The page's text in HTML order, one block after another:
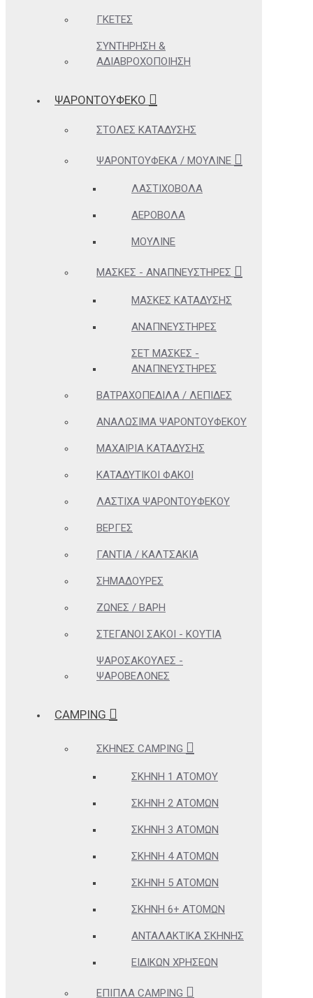
ΓΚΈΤΕΣ
ΣΥΝΤΉΡΗΣΗ &
ΑΔΙΑΒΡΟΧΟΠΟΊΗΣΗ
ΨΑΡΟΝΤΟΥΦΕΚΟ
ΣΤΟΛΈΣ ΚΑΤΆΔΥΣΗΣ
ΨΑΡΟΝΤΟΎΦΕΚΑ / ΜΟΥΛΙΝΈ
ΛΑΣΤΙΧΟΒΌΛΑ
ΑΕΡΟΒΌΛΑ
ΜΟΥΛΙΝΈ
ΜΆΣΚΕΣ - ΑΝΑΠΝΕΥΣΤΉΡΕΣ
ΜΆΣΚΕΣ ΚΑΤΆΔΥΣΗΣ
ΑΝΑΠΝΕΥΣΤΉΡΕΣ
ΣΕΤ ΜΆΣΚΕΣ -
ΑΝΑΠΝΕΥΣΤΉΡΕΣ
ΒΑΤΡΑΧΟΠΈΔΙΛΑ / ΛΕΠΊΔΕΣ
ΑΝΑΛΏΣΙΜΑ ΨΑΡΟΝΤΟΎΦΕΚΟΥ
ΜΑΧΑΊΡΙΑ ΚΑΤΆΔΥΣΗΣ
ΚΑΤΑΔΥΤΙΚΟΊ ΦΑΚΟΊ
ΛΆΣΤΙΧΑ ΨΑΡΟΝΤΟΎΦΕΚΟΥ
ΒΈΡΓΕΣ
ΓΆΝΤΙΑ / ΚΑΛΤΣΆΚΙΑ
ΣΗΜΑΔΟΎΡΕΣ
ΖΏΝΕΣ / ΒΆΡΗ
ΣΤΕΓΑΝΟΊ ΣΆΚΟΙ - ΚΟΥΤΙΆ
ΨΑΡΟΣΑΚΟΎΛΕΣ -
ΨΑΡΟΒΕΛΌΝΕΣ
CAMPING
ΣΚΗΝΈΣ CAMPING
ΣΚΗΝΉ 1 ΑΤΌΜΟΥ
ΣΚΗΝΉ 2 ΑΤΌΜΩΝ
ΣΚΗΝΉ 3 ΑΤΌΜΩΝ
ΣΚΗΝΉ 4 ΑΤΌΜΩΝ
ΣΚΗΝΉ 5 ΑΤΌΜΩΝ
ΣΚΗΝΉ 6+ ΑΤΌΜΩΝ
ΑΝΤΑΛΑΚΤΙΚΆ ΣΚΗΝΉΣ
ΕΙΔΙΚΏΝ ΧΡΉΣΕΩΝ
ΈΠΙΠΛΑ CAMPING